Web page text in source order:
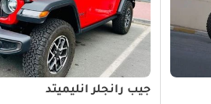
جيب رانجلر أنليميتد